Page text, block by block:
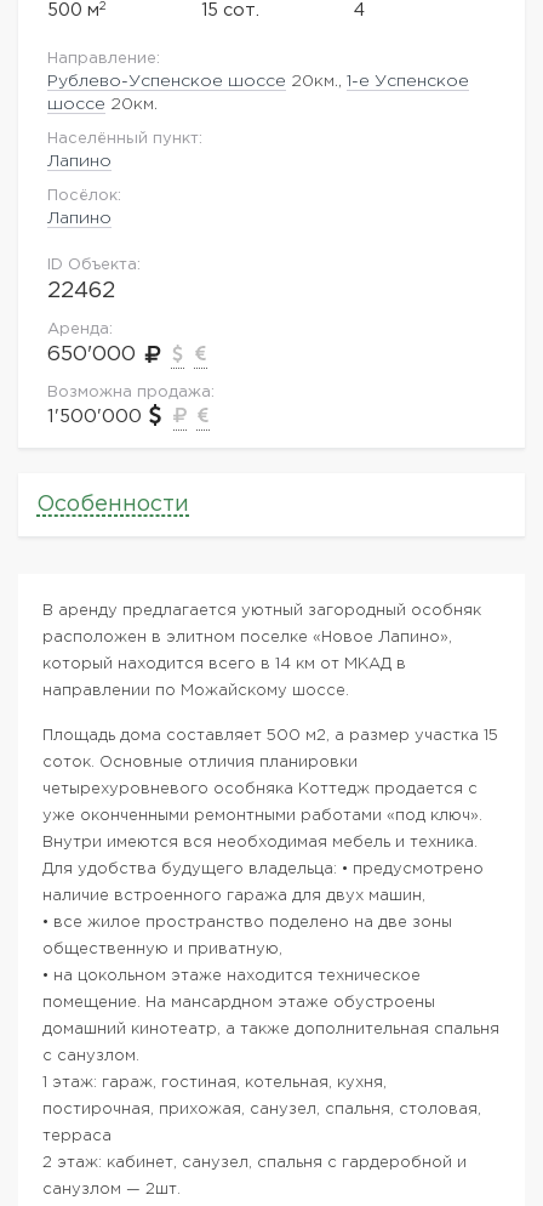
500 м2 15 сот. 4
Направление:
Рублево-Успенское шоссе 20км., 1-е Успенское
шоссе 20км.
Населённый пункт:
Лапино
Посёлок:
Лапино
ID Объекта:
22462
Аренда:
650'000
Возможна продажа:
1'500'000
Особенности
В аренду предлагается уютный загородный особняк
расположен в элитном поселке «Новое Лапино»,
который находится всего в 14 км от МКАД в
направлении по Можайскому шоссе.
Площадь дома составляет 500 м2, а размер участка 15
соток. Основные отличия планировки
четырехуровневого особняка Коттедж продается с
уже оконченными ремонтными работами «под ключ».
Внутри имеются вся необходимая мебель и техника.
Для удобства будущего владельца: • предусмотрено
наличие встроенного гаража для двух машин,
• все жилое пространство поделено на две зоны
общественную и приватную,
• на цокольном этаже находится техническое
помещение. На мансардном этаже обустроены
домашний кинотеатр, а также дополнительная спальня
с санузлом.
1 этаж: гараж, гостиная, котельная, кухня,
постирочная, прихожая, санузел, спальня, столовая,
терраса
2 этаж: кабинет, санузел, спальня с гардеробной и
санузлом — 2шт.